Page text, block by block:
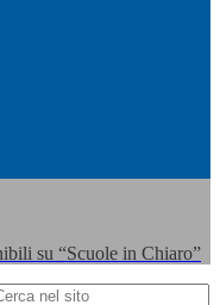
su “Scuole in Chiaro”